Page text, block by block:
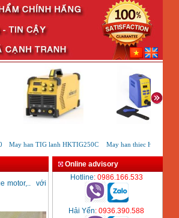
May han TIG lanh HKTIG250C May han thiec Hakko FX951
motor,.. với
Online advisory
Hotline: 0986.166.533
Hải Yến: 0936.390.588